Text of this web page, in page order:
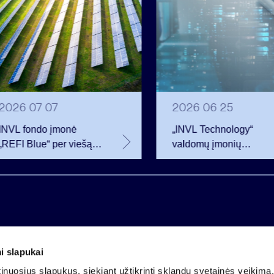
slapukai
slapukus, siekiant užtikrinti sklandų svetainės
07 07
INVL fondo įmonė
Blue“ per viešą
emisiją
12 mln. eurų –
2026 06 25
„INVL Technology“
valdomų įmonių
darbuotojai realizavo
opcionus ir tapo
Įmonės kodas 121304349